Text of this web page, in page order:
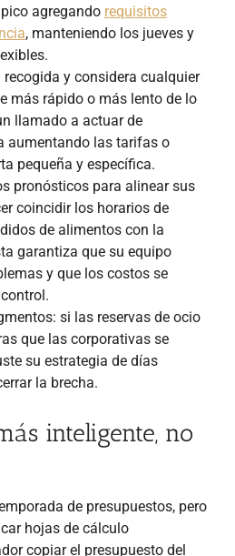
agregando requisitos
, manteniendo los jueves y
y considera cualquier
más rápido o más lento de lo
llamado a actuar de
aumentando las tarifas o
pequeña y específica.
pronósticos para alinear sus
coincidir los horarios de
de alimentos con la
garantiza que su equipo
y que los costos se
si las reservas de ocio
que las corporativas se
su estrategia de días
la brecha.
inteligente, no
de presupuestos, pero
hojas de cálculo
copiar el presupuesto del